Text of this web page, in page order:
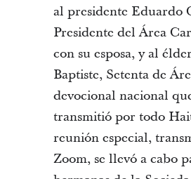
al presidente Eduardo
Presidente del Área
con su esposa, y al
Baptiste, Setenta de
devocional nacional
transmitió por todo
reunión especial,
Zoom, se llevó a cabo